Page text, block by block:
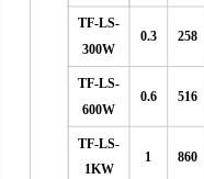
TF-LS-
300W
0.3 258
TF-LS-
600W
0.6 516
TF-LS-
1KW
1 860